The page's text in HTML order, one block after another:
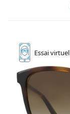
Essaivirtuel